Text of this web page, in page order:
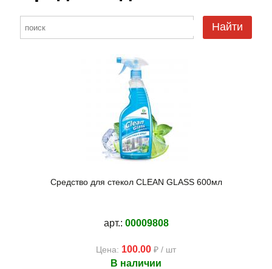
Найти
Средство для стекол CLEAN GLASS 600мл
арт.: 00009808
Цена: 100.00 ₽ / шт
В наличии